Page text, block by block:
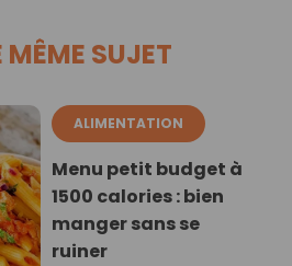
MÊME SUJET
ALIMENTATION
Menu petit budget à
1500 calories : bien
manger sans se
ruiner